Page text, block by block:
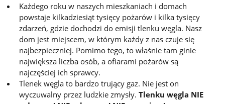
Każdego roku w naszych mieszkaniach i domach
powstaje kilkadziesiąt tysięcy pożarów i kilka tysięcy
zdarzeń, gdzie dochodzi do emisji tlenku węgla. Nasz
dom jest miejscem, w którym każdy z nas czuje się
najbezpieczniej. Pomimo tego, to właśnie tam ginie
największa liczba osób, a ofiarami pożarów są
najczęściej ich sprawcy.
Tlenek węgla to bardzo trujący gaz. Nie jest on
wyczuwalny przez ludzkie zmysły.Tlenku węgla NIE